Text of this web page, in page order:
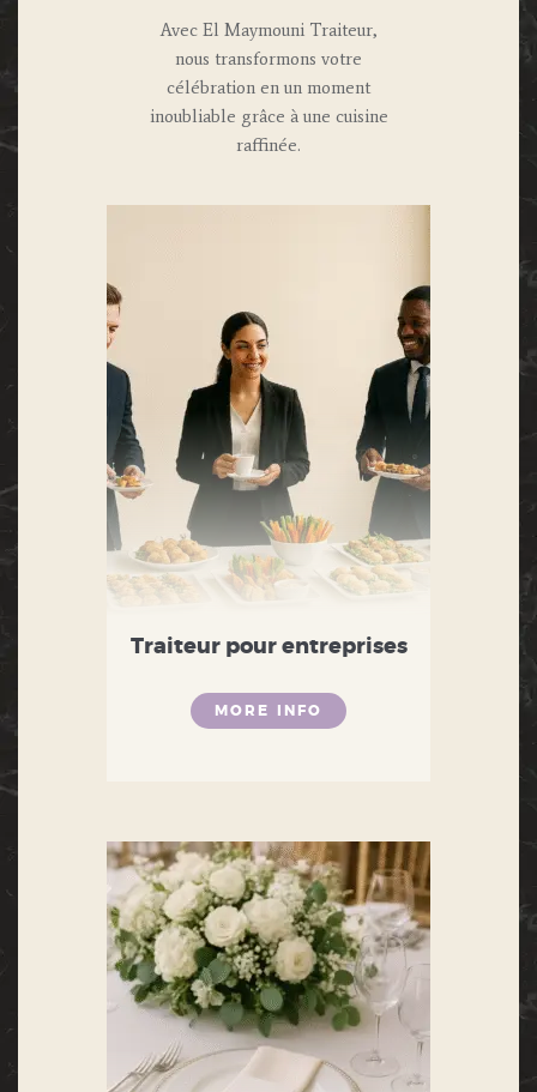
Avec El Maymouni Traiteur,
nous transformons votre
célébration en un moment
inoubliable grâce à une cuisine
raffinée.
Traiteur pour entreprises
MORE INFO